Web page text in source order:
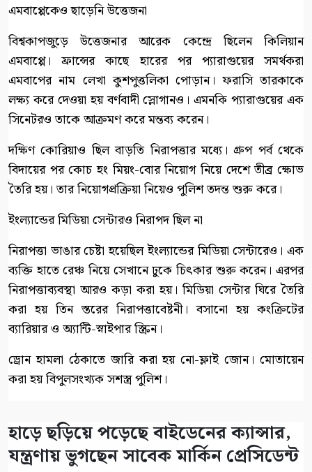
এমবাপ্পেকেও ছাড়েনি উত্তেজনা
বিশ্বকাপজুড়ে উত্তেজনার আরেক কেন্দ্রে ছিলেন কিলিয়ান
এমবাপ্পে। ফ্রান্সের কাছে হারের পর প্যারাগুয়ের সমর্থকরা
এমবাপের নাম লেখা কুশপুত্তলিকা পোড়ান। ফরাসি তারকাকে
লক্ষ্য করে দেওয়া হয় বর্ণবাদী স্লোগানও। এমনকি প্যারাগুয়ের এক
সিনেটরও তাকে আক্রমণ করে মন্তব্য করেন।
দক্ষিণ কোরিয়াও ছিল বাড়তি নিরাপত্তার মধ্যে। গ্রুপ পর্ব থেকে
বিদায়ের পর কোচ হং মিয়ং-বোর নিয়োগ নিয়ে দেশে তীব্র ক্ষোভ
তৈরি হয়। তার নিয়োগপ্রক্রিয়া নিয়েও পুলিশ তদন্ত শুরু করে।
ইংল্যান্ডের মিডিয়া সেন্টারও নিরাপদ ছিল না
নিরাপত্তা ভাঙার চেষ্টা হয়েছিল ইংল্যান্ডের মিডিয়া সেন্টারেও। এক
ব্যক্তি হাতে রেঞ্চ নিয়ে সেখানে ঢুকে চিৎকার শুরু করেন। এরপর
নিরাপত্তাব্যবস্থা আরও কড়া করা হয়। মিডিয়া সেন্টার ঘিরে তৈরি
করা হয় তিন স্তরের নিরাপত্তাবেষ্টনী। বসানো হয় কংক্রিটের
ব্যারিয়ার ও অ্যান্টি-স্নাইপার স্ক্রিন।
ড্রোন হামলা ঠেকাতে জারি করা হয় নো-ফ্লাই জোন। মোতায়েন
করা হয় বিপুলসংখ্যক সশস্ত্র পুলিশ।
হাড়ে ছড়িয়ে পড়েছে বাইডেনের ক্যান্সার,
যন্ত্রণায় ভুগছেন সাবেক মার্কিন প্রেসিডেন্ট